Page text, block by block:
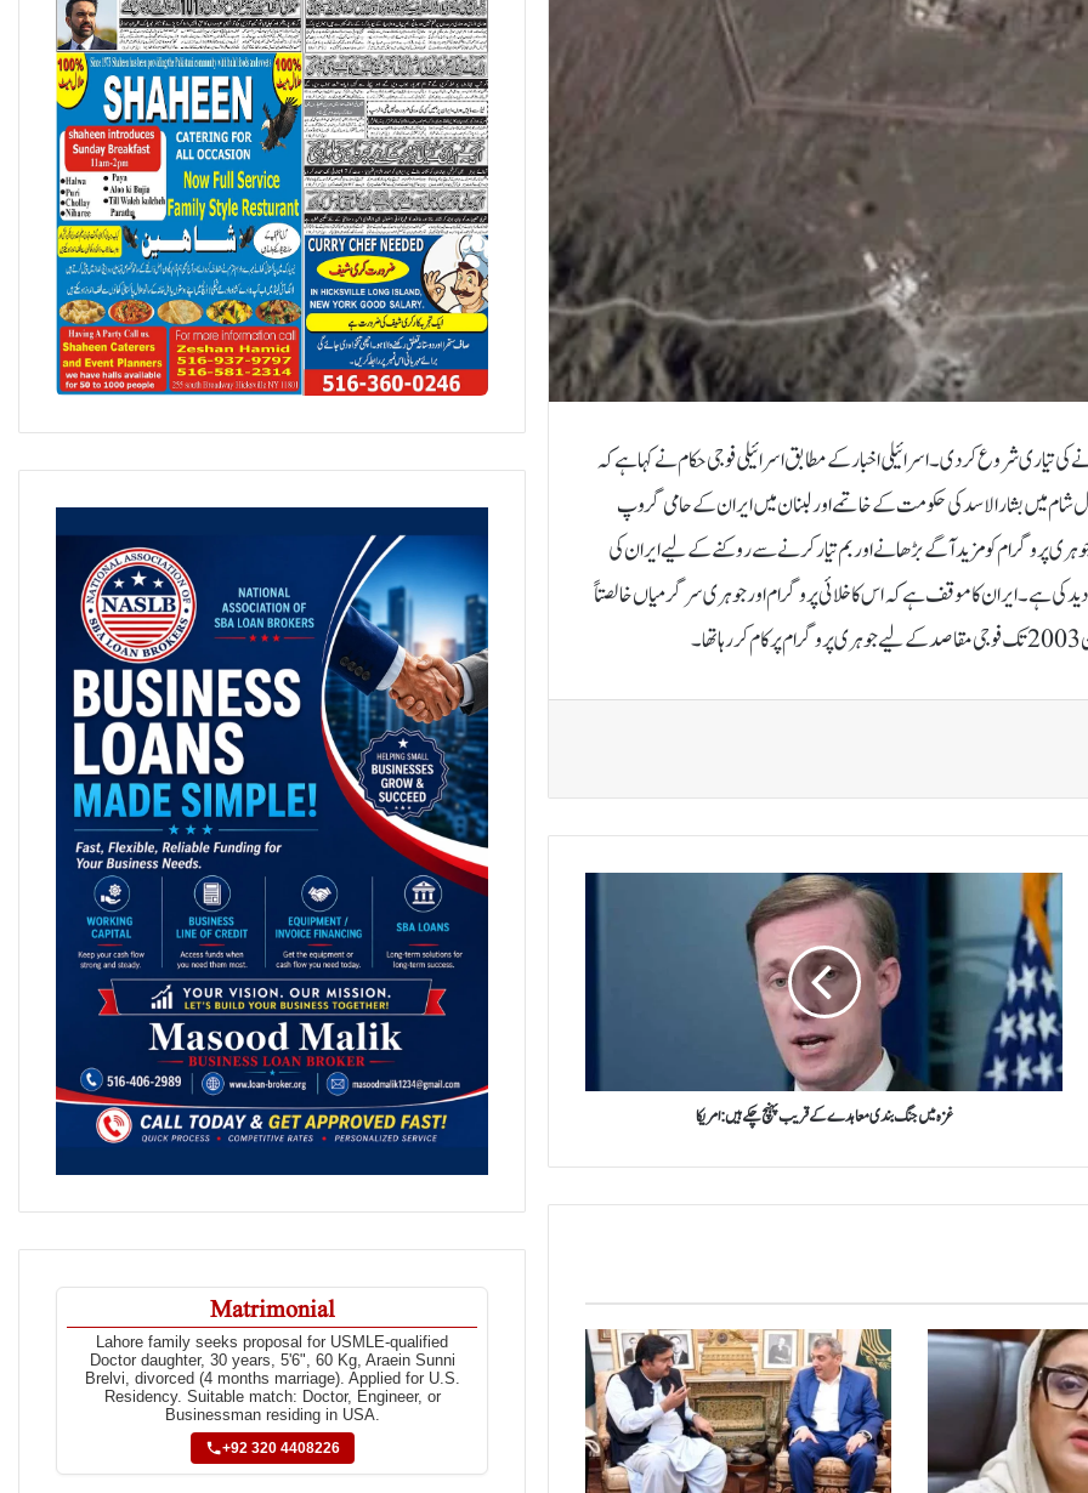
کی تیاری شروع کردی۔اسرائیلی اخبار کے مطابق اسرائیلی فوجی حکام نے کہا ہے کہ
شام میں بشار الاسد کی حکومت کے خاتمے اورلبنان میں ایران کے حامی گروپ
پروگرام کو مزید آگے بڑھانے اور بم تیار کرنے سے روکنے کے لیے ایران کی
کی ہے۔ ایران کا موقف ہے کہ اس کا خلائی پروگرام اور جوہری سرگرمیاں خالصتاً
غزہ
جنگ
بندی
معاہدے
کے
قریب
پہنچ
چکے
غزہ میں جنگ بندی معاہدے کے قریب پہنچ چکے ہیں: امریکا
Matrimonial
Lahore family seeks proposal for USMLE-qualified
Doctor daughter, 30 years, 5'6", 60 Kg, Araein Sunni
Brelvi, divorced (4 months marriage). Applied for U.S.
Residency. Suitable match: Doctor, Engineer, or
Businessman residing in USA.
+92 320 4408226